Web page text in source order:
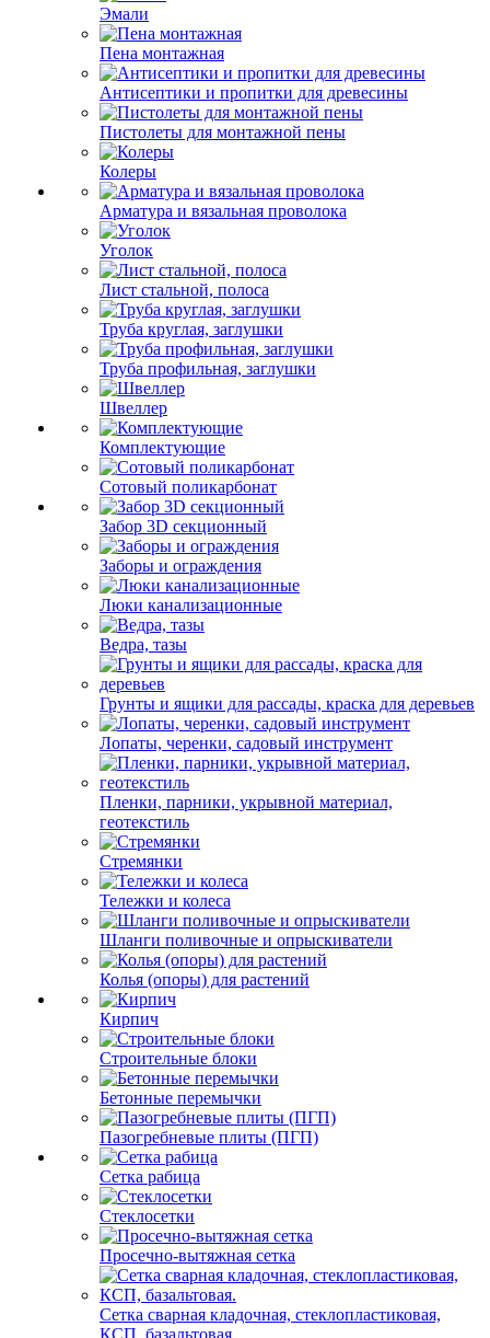
Эмали
Пена монтажная
Антисептики и пропитки для древесины
Пистолеты для монтажной пены
Колеры
Арматура и вязальная проволока
Уголок
Лист стальной, полоса
Труба круглая, заглушки
Труба профильная, заглушки
Швеллер
Комплектующие
Сотовый поликарбонат
Забор 3D секционный
Заборы и ограждения
Люки канализационные
Ведра, тазы
Грунты и ящики для рассады, краска для деревьев
Лопаты, черенки, садовый инструмент
Пленки, парники, укрывной материал,
геотекстиль
Стремянки
Тележки и колеса
Шланги поливочные и опрыскиватели
Колья (опоры) для растений
Кирпич
Строительные блоки
Бетонные перемычки
Пазогребневые плиты (ПГП)
Сетка рабица
Стеклосетки
Просечно-вытяжная сетка
Сетка сварная кладочная, стеклопластиковая,
КСП, базальтовая.